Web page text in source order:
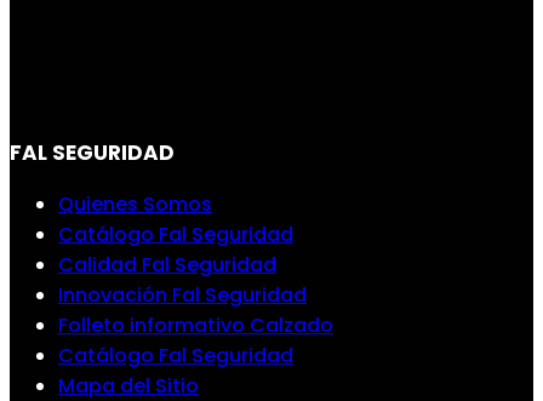
FAL SEGURIDAD
Quienes Somos
Catálogo Fal Seguridad
Calidad Fal Seguridad
Innovación Fal Seguridad
Folleto informativo Calzado
Catálogo Fal Seguridad
Mapa del Sitio